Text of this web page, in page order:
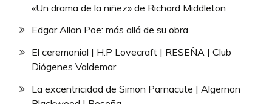
«Un drama de la niñez» de Richard Middleton
Edgar Allan Poe: más allá de su obra
El ceremonial | H.P Lovecraft | RESEÑA | Club
Diógenes Valdemar
La excentricidad de Simon Parnacute | Algernon